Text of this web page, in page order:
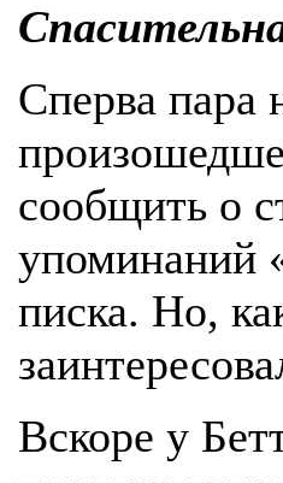
Сперва пара
сообщить о
упоминаний
писка. Но,
Вскоре у